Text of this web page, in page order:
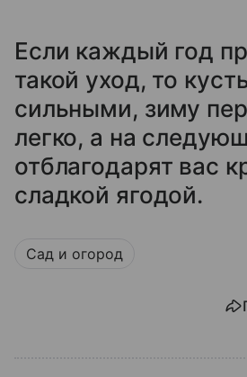
Если каждый год
такой уход, то
сильными, зиму
легко, а на
отблагодарят вас
сладкой ягодой.
Сад и огород